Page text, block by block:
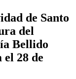
de Santo
del
Bellido
28 de